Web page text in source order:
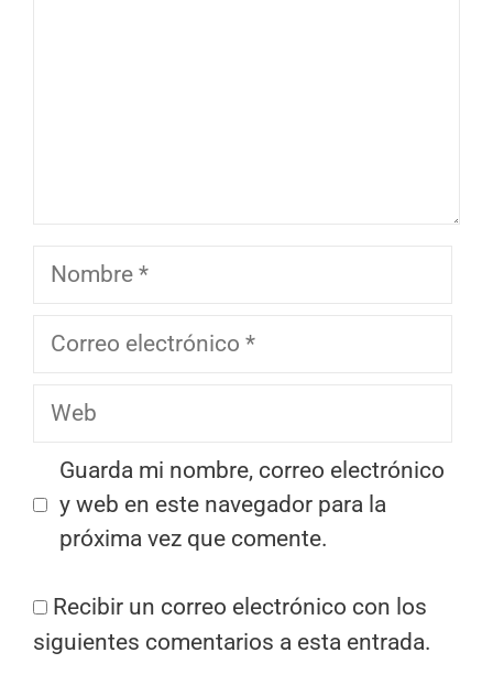
Nombre
Correo
Web
Guarda mi nombre, correo electrónico
y web en este navegador para la
próxima vez que comente.
Recibir un correo electrónico con los
siguientes comentarios a esta entrada.